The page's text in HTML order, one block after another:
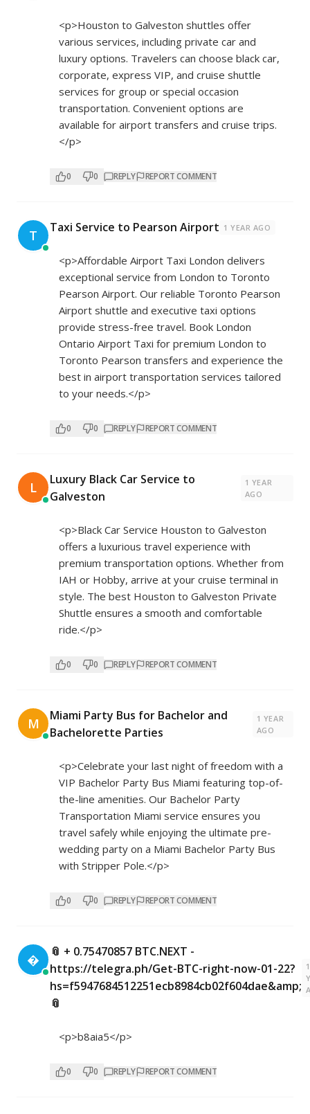
<p>Houston to Galveston shuttles offer
various services, including private car and
luxury options. Travelers can choose black car,
corporate, express VIP, and cruise shuttle
services for group or special occasion
transportation. Convenient options are
available for airport transfers and cruise trips.
</p>
0 0 REPLY REPORT COMMENT
T Taxi Service to Pearson Airport 1 YEAR AGO
<p>Affordable Airport Taxi London delivers
exceptional service from London to Toronto
Pearson Airport. Our reliable Toronto Pearson
Airport shuttle and executive taxi options
provide stress-free travel. Book London
Ontario Airport Taxi for premium London to
Toronto Pearson transfers and experience the
best in airport transportation services tailored
to your needs.</p>
0 0 REPLY REPORT COMMENT
L
Luxury Black Car Service to
Galveston
1 YEAR
AGO
<p>Black Car Service Houston to Galveston
offers a luxurious travel experience with
premium transportation options. Whether from
IAH or Hobby, arrive at your cruise terminal in
style. The best Houston to Galveston Private
Shuttle ensures a smooth and comfortable
ride.</p>
0 0 REPLY REPORT COMMENT
M
Miami Party Bus for Bachelor and
Bachelorette Parties
1 YEAR
AGO
<p>Celebrate your last night of freedom with a
VIP Bachelor Party Bus Miami featuring top-of-
the-line amenities. Our Bachelor Party
Transportation Miami service ensures you
travel safely while enjoying the ultimate pre-
wedding party on a Miami Bachelor Party Bus
with Stripper Pole.</p>
0 0 REPLY REPORT COMMENT

📎 + 0.75470857 BTC.NEXT -
https://telegra.ph/Get-BTC-right-now-01-22?
hs=f5947684512251ecb8984cb02f604dae&amp;
📎
1
<p>b8aia5</p>
0 0 REPLY REPORT COMMENT